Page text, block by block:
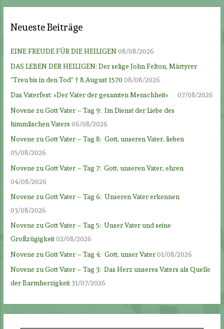
Neueste Beiträge
EINE FREUDE FÜR DIE HEILIGEN08/08/2026
DAS LEBEN DER HEILIGEN: Der selige John Felton, Märtyrer
“Treu bis in den Tod” † 8.August 1570 08/08/2026
Das Vaterfest: »Der Vater der gesamten Menschheit«
07/08/2026
Novene zu Gott Vater – Tag 9: Im Dienst der Liebe des
himmlischen Vaters 06/08/2026
Novene zu Gott Vater – Tag 8: Gott, unseren Vater, lieben
05/08/2026
Novene zu Gott Vater – Tag 7: Gott, unseren Vater, ehren
04/08/2026
Novene zu Gott Vater – Tag 6: Unseren Vater erkennen
03/08/2026
Novene zu Gott Vater – Tag 5: Unser Vater und seine
Großzügigkeit02/08/2026
Novene zu Gott Vater – Tag 4: Gott, unser Vater01/08/2026
Novene zu Gott Vater – Tag 3: Das Herz unseres Vaters als Quelle
der Barmherzigkeit 31/07/2026